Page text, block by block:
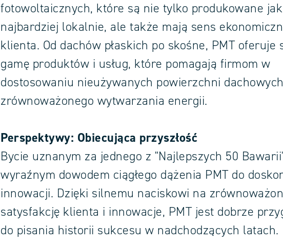
fotowoltaicznych, które są nie tylko produkowane jak
najbardziej lokalnie, ale także mają sens
klienta. Od dachów płaskich po skośne, PMT oferuje
gamę produktów i usług, które pomagają firmom w
dostosowaniu nieużywanych powierzchni
zrównoważonego wytwarzania energii.
Perspektywy: Obiecująca przyszłość
Bycie uznanym za jednego z "Najlepszych 50
wyraźnym dowodem ciągłego dążenia PMT do
innowacji. Dzięki silnemu naciskowi na
satysfakcję klienta i innowacje, PMT jest dobrze
do pisania historii sukcesu w nadchodzących latach.